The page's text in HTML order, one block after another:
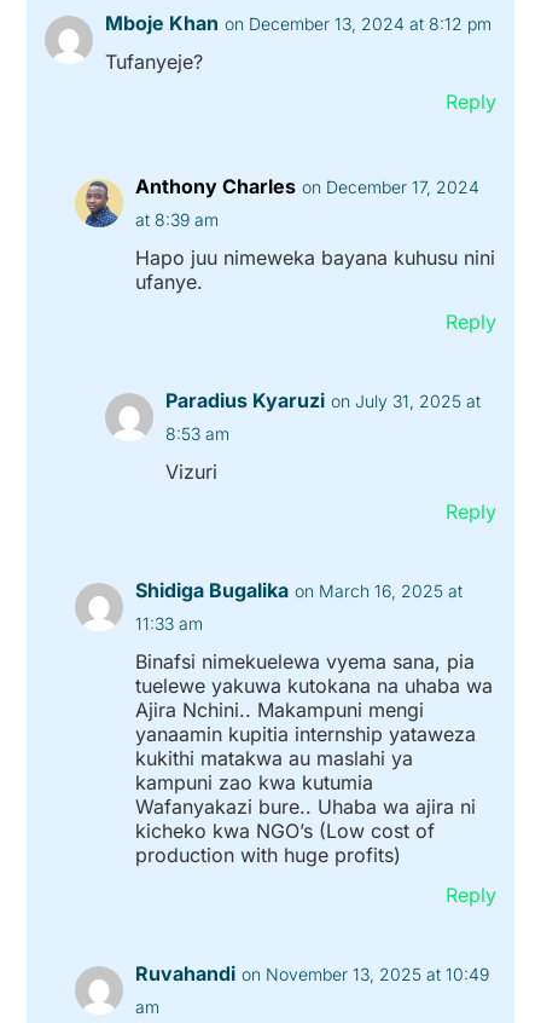
Mboje Khan on December 13, 2024 at 8:12 pm
Tufanyeje?
Reply
Anthony Charles on December 17, 2024
at 8:39 am
Hapo juu nimeweka bayana kuhusu nini
ufanye.
Reply
Paradius Kyaruzi on July 31, 2025 at
8:53 am
Vizuri
Reply
Shidiga Bugalika on March 16, 2025 at
11:33 am
Binafsi nimekuelewa vyema sana, pia
tuelewe yakuwa kutokana na uhaba wa
Ajira Nchini.. Makampuni mengi
yanaamin kupitia internship yataweza
kukithi matakwa au maslahi ya
kampuni zao kwa kutumia
Wafanyakazi bure.. Uhaba wa ajira ni
kicheko kwa NGO’s (Low cost of
production with huge profits)
Reply
Ruvahandi on November 13, 2025 at 10:49
am